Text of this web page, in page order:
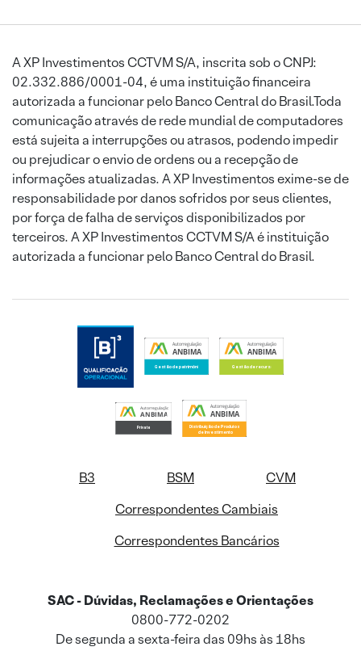
A XP Investimentos CCTVM S/A, inscrita sob o CNPJ:
02.332.886/0001-04, é uma instituição financeira
autorizada a funcionar pelo Banco Central do Brasil.Toda
comunicação através de rede mundial de computadores
está sujeita a interrupções ou atrasos, podendo impedir
ou prejudicar o envio de ordens ou a recepção de
informações atualizadas. A XP Investimentos exime-se de
responsabilidade por danos sofridos por seus clientes,
por força de falha de serviços disponibilizados por
terceiros. A XP Investimentos CCTVM S/A é instituição
autorizada a funcionar pelo Banco Central do Brasil.
B3 BSM
CVM
Correspondentes Cambiais
Correspondentes Bancários
SAC - Dúvidas, Reclamações e Orientações
0800-772-0202
De segunda a sexta-feira das 09hs às 18hs